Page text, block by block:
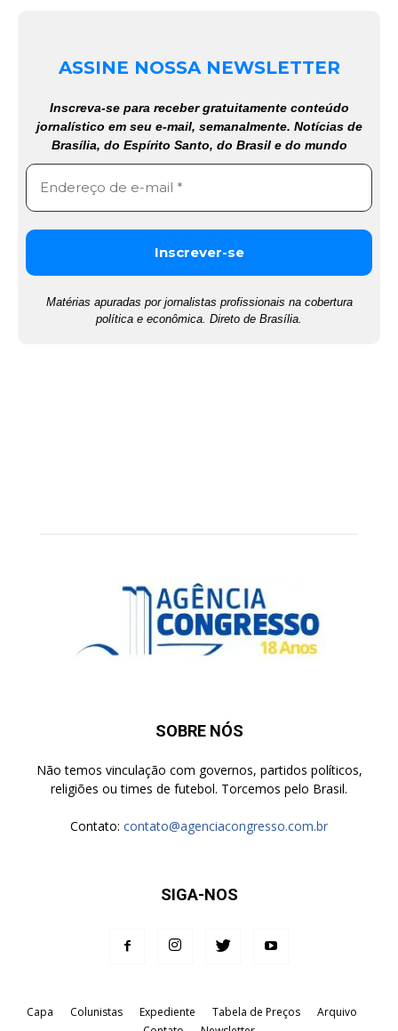
ASSINE NOSSA NEWSLETTER
Inscreva-se para receber gratuitamente conteúdo
jornalístico em seu e-mail, semanalmente. Notícias de
Brasília, do Espírito Santo, do Brasil e do mundo
Matérias apuradas por jornalistas profissionais na cobertura
política e econômica. Direto de Brasília.
SOBRE NÓS
Não temos vinculação com governos, partidos políticos,
religiões ou times de futebol. Torcemos pelo Brasil.
Contato: contato@agenciacongresso.com.br
SIGA-NOS
Capa Colunistas Expediente Tabela de Preços
Arquivo